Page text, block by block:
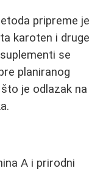
pripreme je
karoten i druge
se
planiranog
je odlazak na
A i prirodni